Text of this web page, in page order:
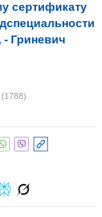
сертификату
- Гриневич
(1788)